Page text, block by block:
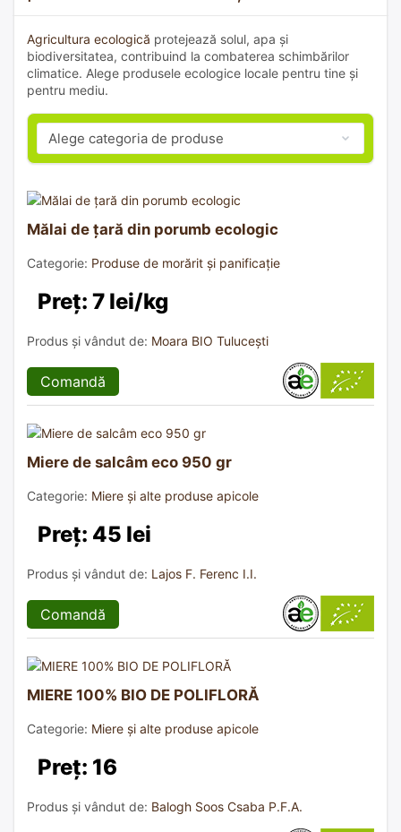
Agricultura ecologică protejează solul, apa și
biodiversitatea, contribuind la combaterea schimbărilor
climatice. Alege produsele ecologice locale pentru tine și
pentru mediu.
Mălai de țară din porumb ecologic
Categorie: Produse de morărit și panificație
Preț: 7 lei/kg
Produs și vândut de: Moara BIO Tulucești
Comandă
Miere de salcâm eco 950 gr
Categorie: Miere și alte produse apicole
Preț: 45 lei
Produs și vândut de: Lajos F. Ferenc I.I.
Comandă
MIERE 100% BIO DE POLIFLORĂ
Categorie: Miere și alte produse apicole
Preț: 16
Produs și vândut de: Balogh Soos Csaba P.F.A.